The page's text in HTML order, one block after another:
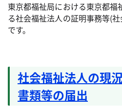
東京都福祉局における東京都福
る社会福祉法人の証明事務等(
です。
社会福祉法人の現
書類等の届出